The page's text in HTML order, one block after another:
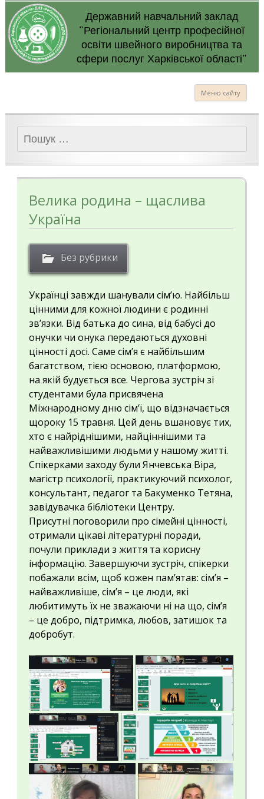
Державний навчальний заклад
"Регіональний центр професійної
освіти швейного виробництва та
сфери послуг Харківської області"
Меню сайту
Пошук:
Велика родина – щаслива
Україна
Без рубрики
Українці завжди шанували сім’ю. Найбільш
цінними для кожної людини є родинні
зв’язки. Від батька до сина, від бабусі до
онучки чи онука передаються духовні
цінності досі. Саме сім’я є найбільшим
багатством, тією основою, платформою,
на якій будується все. Чергова зустріч зі
студентами була присвячена
Міжнародному дню сім’ї, що відзначається
щороку 15 травня. Цей день вшановує тих,
хто є найріднішими, найціннішими та
найважливішими людьми у нашому житті.
Спікерками заходу були Янчевська Віра,
магістр психології, практикуючий психолог,
консультант, педагог та Бакуменко Тетяна,
завідувачка бібліотеки Центру.
Присутні поговорили про сімейні цінності,
отримали цікаві літературні поради,
почули приклади з життя та корисну
інформацію. Завершуючи зустріч, спікерки
побажали всім, щоб кожен пам’ятав: сім’я –
найважливіше, сім’я – це люди, які
любитимуть їх не зважаючи ні на що, сім’я
– це добро, підтримка, любов, затишок та
добробут.